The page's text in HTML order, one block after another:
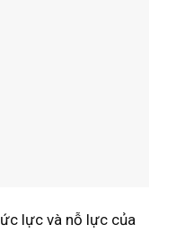
lực và nỗ lực của